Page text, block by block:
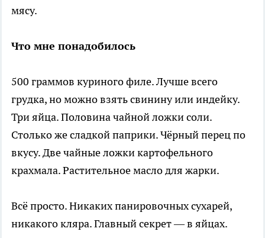
мясу.
Что мне понадобилось
500 граммов куриного филе. Лучше всего
грудка, но можно взять свинину или индейку.
Три яйца. Половина чайной ложки соли.
Столько же сладкой паприки. Чёрный перец по
вкусу. Две чайные ложки картофельного
крахмала. Растительное масло для жарки.
Всё просто. Никаких панировочных сухарей,
никакого кляра. Главный секрет — в яйцах.